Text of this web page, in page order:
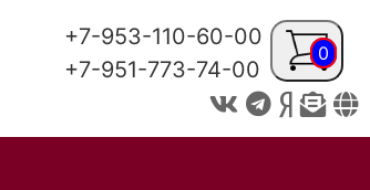
+7-953-110-60-00
+7-951-773-74-00
0